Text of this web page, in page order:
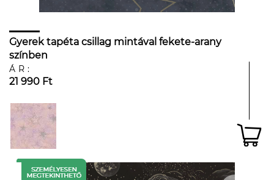
Gyerek tapéta csillag mintával fekete-arany
színben
ÁR:
21 990 Ft